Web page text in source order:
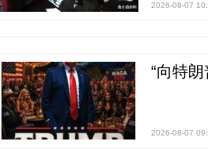
2026-08-07
“向特
2026-08-07